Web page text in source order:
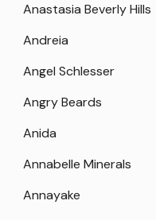
Anastasia Beverly Hills
Andreia
Angel Schlesser
Angry Beards
Anida
Annabelle Minerals
Annayake